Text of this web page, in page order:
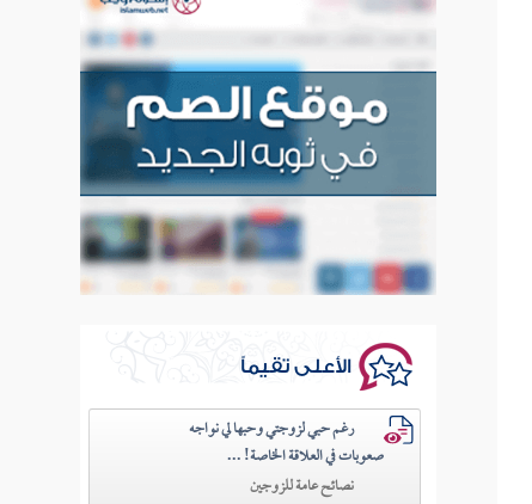
الأعلى تقيماً
رغم حبي لزوجتي وحبها لي نواجه
صعوبات في العلاقة الخاصة! ...
نصائح عامة للزوجين